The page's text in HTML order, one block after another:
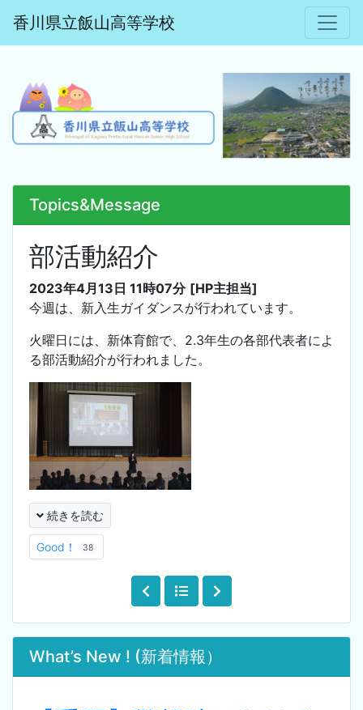
香川県立飯山高等学校
Topics&Message
部活動紹介
2023年4月13日 11時07分 [HP主担当]
今週は、新入生ガイダンスが行われています。
火曜日には、新体育館で、2.3年生の各部代表者によ
る部活動紹介が行われました。
続きを読む
Good！ 38
What’s New ! (新着情報）